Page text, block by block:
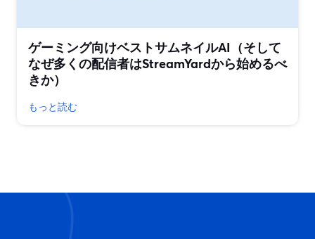
ゲーミング向けベストサムネイルAI（そして
なぜ多くの配信者はStreamYardから始めるべ
きか）
もっと読む